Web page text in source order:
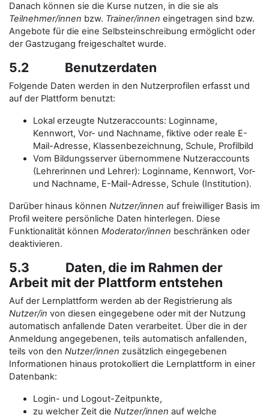
Danach können sie die Kurse nutzen, in die sie als
Teilnehmer/innen bzw. Trainer/innen eingetragen sind bzw.
Angebote für die eine Selbsteinschreibung ermöglicht oder
der Gastzugang freigeschaltet wurde.
5.2 Benutzerdaten
Folgende Daten werden in den Nutzerprofilen erfasst und
auf der Plattform benutzt:
Lokal erzeugte Nutzeraccounts: Loginname,
Kennwort, Vor- und Nachname, fiktive oder reale E-
Mail-Adresse, Klassenbezeichnung, Schule, Profilbild
Vom Bildungsserver übernommene Nutzeraccounts
(Lehrerinnen und Lehrer): Loginname, Kennwort, Vor-
und Nachname, E-Mail-Adresse, Schule (Institution).
Darüber hinaus können Nutzer/innen auf freiwilliger Basis im
Profil weitere persönliche Daten hinterlegen. Diese
Funktionalität können Moderator/innen beschränken oder
deaktivieren.
5.3 Daten, die im Rahmen der
Arbeit mit der Plattform entstehen
Auf der Lernplattform werden ab der Registrierung als
Nutzer/in von diesen eingegebene oder mit der Nutzung
automatisch anfallende Daten verarbeitet. Über die in der
Anmeldung angegebenen, teils automatisch anfallenden,
teils von den Nutzer/innen zusätzlich eingegebenen
Informationen hinaus protokolliert die Lernplattform in einer
Datenbank:
Login- und Logout-Zeitpunkte,
zu welcher Zeit die Nutzer/innen auf welche